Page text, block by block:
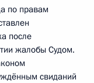
по правам
после
жалобы Судом.
свиданий